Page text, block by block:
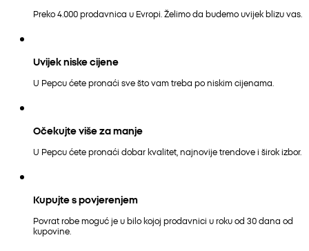
Preko 4.000 prodavnica u Evropi. Želimo da budemo uvijek blizu vas.
Uvijek niske cijene
U Pepcu ćete pronaći sve što vam treba po niskim cijenama.
Očekujte više za manje
U Pepcu ćete pronaći dobar kvalitet, najnovije trendove i širok izbor.
Kupujte s povjerenjem
Povrat robe moguć je u bilo kojoj prodavnici u roku od 30 dana od
kupovine.